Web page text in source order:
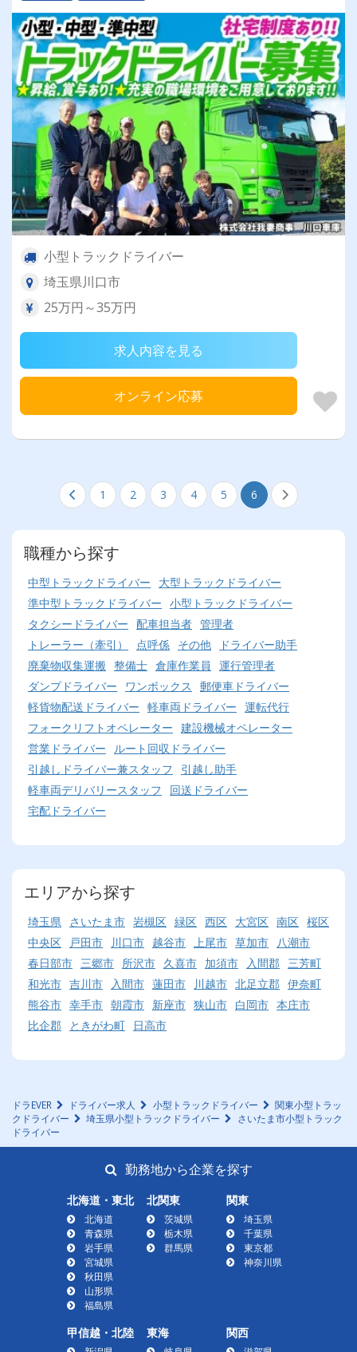
小型トラックドライバー
埼玉県川口市
25万円～35万円
求人内容を見る
オンライン応募
1 2 3 4 5 6
職種から探す
中型トラックドライバー
大型トラックドライバー
準中型トラックドライバー 小型トラックドライバー
タクシードライバー 配車担当者 管理者
トレーラー（牽引）
点呼係 その他
ドライバー助手
廃棄物収集運搬 整備士 倉庫作業員
運行管理者
ダンプドライバー
ワンボックス
郵便車ドライバー
軽貨物配送ドライバー 軽車両ドライバー 運転代行
フォークリフトオペレーター 建設機械オペレーター
営業ドライバー
ルート回収ドライバー
引越しドライバー兼スタッフ
引越し助手
軽車両デリバリースタッフ
回送ドライバー
宅配ドライバー
エリアから探す
埼玉県 さいたま市 岩槻区 緑区 西区 大宮区 南区 桜区
中央区
戸田市 川口市 越谷市 上尾市 草加市
八潮市
春日部市 三郷市 所沢市 久喜市 加須市 入間郡 三芳町
和光市 吉川市 入間市 蓮田市 川越市 北足立郡 伊奈町
熊谷市 幸手市 朝霞市 新座市 狭山市 白岡市 本庄市
比企郡
ときがわ町 日高市
ドラEVER ドライバー求人 小型トラックドライバー
関東小型トラッ
クドライバー
埼玉県小型トラックドライバー
さいたま市小型トラック
ドライバー
勤務地から企業を探す
北海道・東北
北海道
青森県
岩手県
宮城県
秋田県
山形県
福島県
北関東
茨城県
栃木県
群馬県
関東
埼玉県
千葉県
東京都
神奈川県
甲信越・北陸 東海 関西